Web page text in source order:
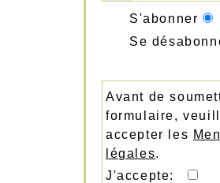
S'abonner
Se
Avant de
formulaire,
accepter les
légales.
J'accepte: